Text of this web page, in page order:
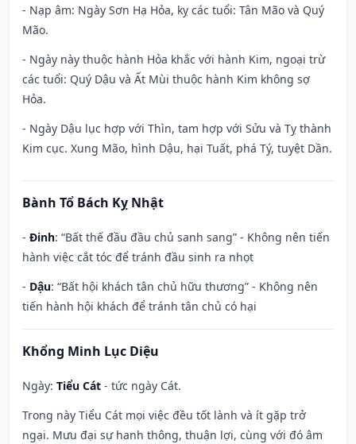
- Nạp âm: Ngày Sơn Hạ Hỏa, kỵ các tuổi: Tân Mão và Quý
Mão.
- Ngày này thuộc hành Hỏa khắc với hành Kim, ngoại trừ
các tuổi: Quý Dậu và Ất Mùi thuộc hành Kim không sợ
Hỏa.
- Ngày Dậu lục hợp với Thìn, tam hợp với Sửu và Tỵ thành
Kim cục. Xung Mão, hình Dậu, hại Tuất, phá Tý, tuyệt Dần.
Bành Tổ Bách Kỵ Nhật
- Đinh: “Bất thế đầu đầu chủ sanh sang” - Không nên tiến
hành việc cắt tóc để tránh đầu sinh ra nhọt
- Dậu: “Bất hội khách tân chủ hữu thương” - Không nên
tiến hành hội khách để tránh tân chủ có hại
Khổng Minh Lục Diệu
Ngày: Tiểu Cát - tức ngày Cát.
Trong này Tiểu Cát mọi việc đều tốt lành và ít gặp trở
ngại. Mưu đại sự hanh thông, thuận lợi, cùng với đó âm